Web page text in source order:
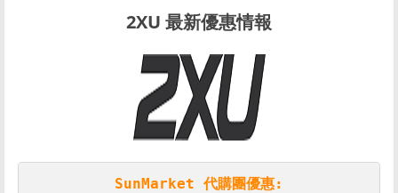
2XU 最新優惠情報
SunMarket 代購團優惠: